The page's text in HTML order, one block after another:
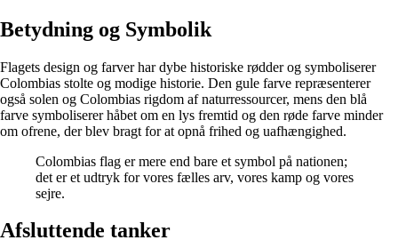
Betydning og Symbolik
Flagets design og farver har dybe historiske rødder og symboliserer
Colombias stolte og modige historie. Den gule farve repræsenterer
også solen og Colombias rigdom af naturressourcer, mens den blå
farve symboliserer håbet om en lys fremtid og den røde farve minder
om ofrene, der blev bragt for at opnå frihed og uafhængighed.
Colombias flag er mere end bare et symbol på nationen;
det er et udtryk for vores fælles arv, vores kamp og vores
sejre.
Afsluttende tanker